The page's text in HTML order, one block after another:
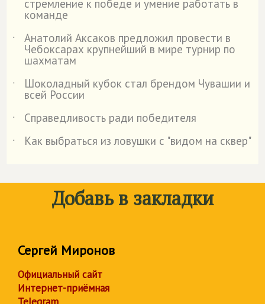
стремление к победе и умение работать в
команде
˙
Анатолий Аксаков предложил провести в
Чебоксарах крупнейший в мире турнир по
шахматам
˙
Шоколадный кубок стал брендом Чувашии и
всей России
˙
Справедливость ради победителя
˙
Как выбраться из ловушки с "видом на сквер"
Добавь в закладки
Сергей Миронов
Официальный сайт
Интернет-приёмная